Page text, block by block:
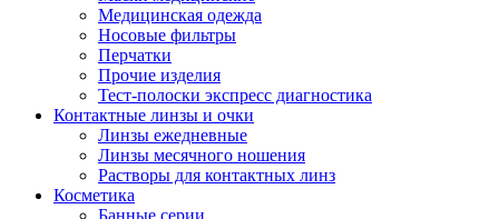
Медицинская одежда
Носовые фильтры
Перчатки
Прочие изделия
Тест-полоски экспресс диагностика
Контактные линзы и очки
Линзы ежедневные
Линзы месячного ношения
Растворы для контактных линз
Косметика
Банные серии